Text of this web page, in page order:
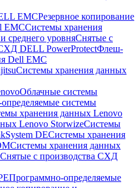
EMCРезервное копирование
EMCСистемы хранения
среднего уровняСнятые с
DELL PowerProtectФлеш-
Dell EMC
Системы хранения данных
Облачные системы
системы
хранения данных Lenovo
Lenovo StorwizeСистемы
DEСистемы хранения
Системы хранения данных
Снятые с производства СХД
Программно-определяемые